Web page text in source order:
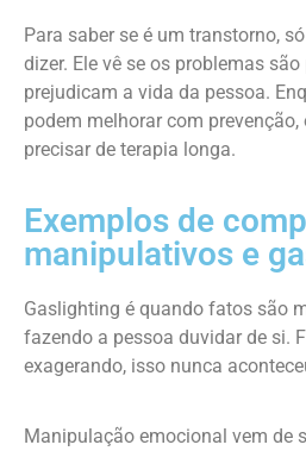
Para saber se é um transtorno,
dizer. Ele vê se os problemas
prejudicam a vida da pessoa.
podem melhorar com
precisar de terapia longa.
Exemplos de
manipulativos e
Gaslighting é quando fatos são
fazendo a pessoa duvidar de si.
exagerando, isso nunca
Manipulação emocional vem de